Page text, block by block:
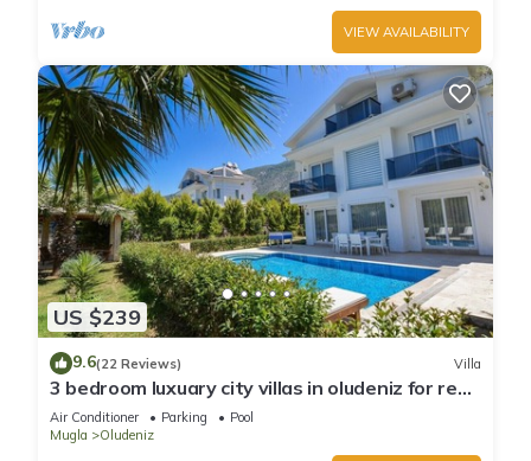
VIEW AVAILABILITY
US $239
9.6(22 Reviews) Villa
3 bedroom luxuary city villas in oludeniz for rent
with private pool and garden
Air Conditioner Parking
Pool
Mugla
Oludeniz